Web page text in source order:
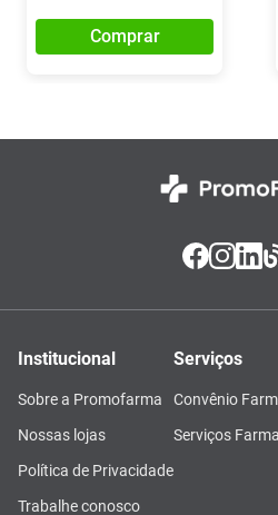
Comprar
Institucional
Sobre a Promofarma
Nossas lojas
Política de Privacidade
Trabalhe conosco
Serviços
Convênio
Serviços